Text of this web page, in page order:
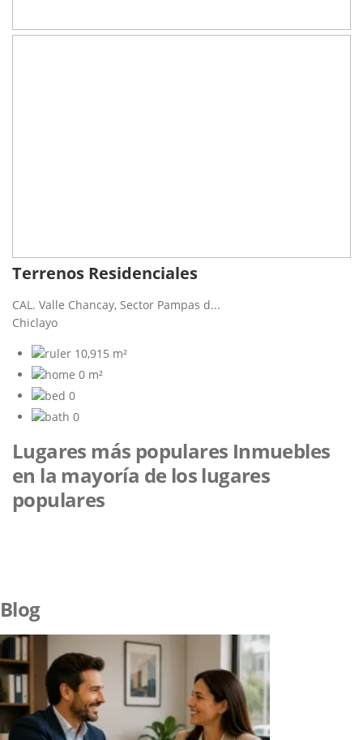
Terrenos Residenciales
CAL. Valle Chancay, Sector Pampas d...
Chiclayo
10,915 m²
0 m²
0
0
Lugares más populares Inmuebles
en la mayoría de los lugares
populares
Blog